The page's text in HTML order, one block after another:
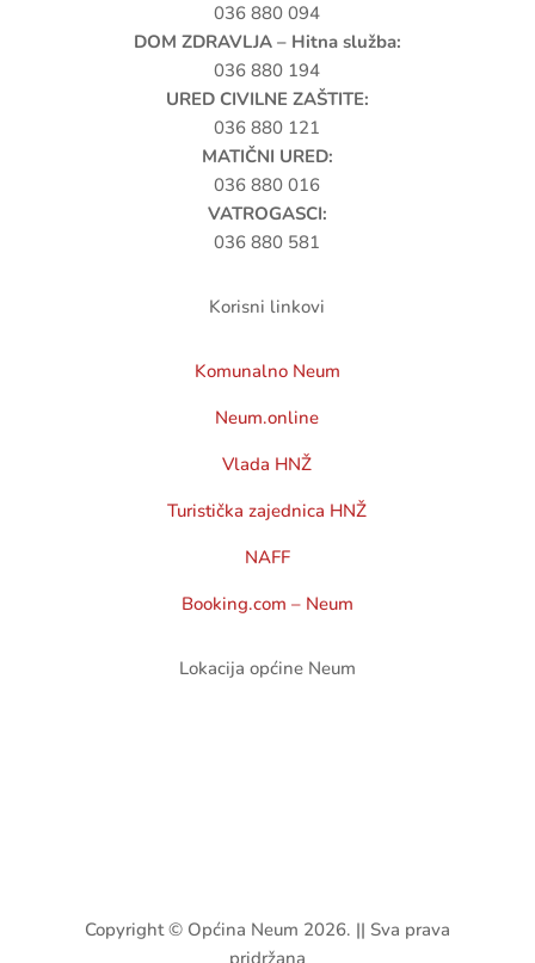
036 880 094
DOM ZDRAVLJA – Hitna služba:
036 880 194
URED CIVILNE ZAŠTITE:
036 880 121
MATIČNI URED:
036 880 016
VATROGASCI:
036 880 581
Korisni linkovi
Komunalno Neum
Neum.online
Vlada HNŽ
Turistička zajednica HNŽ
NAFF
Booking.com – Neum
Lokacija općine Neum
Copyright © Općina Neum 2026. || Sva prava
pridržana